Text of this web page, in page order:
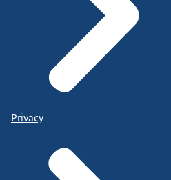
Privacy